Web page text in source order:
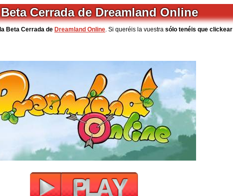
Cerrada de Dreamland Online
Beta Cerrada de Dreamland Online. Si queréis la vuestra sólo tenéis que clickear